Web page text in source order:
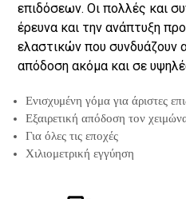
επιδόσεων. Οι πολλές και
έρευνα και την ανάπτυξη
ελαστικών που συνδυάζουν
απόδοση ακόμα και σε
Ενισχυμένη γόμα για άριστες
Εξαιρετική απόδοση τον
Για όλες τις εποχές
Χιλιομετρική εγγύηση